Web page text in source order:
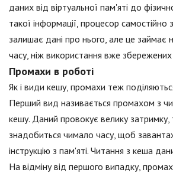
даних від віртуальної пам'яті до
такої інформації, процесор самостійно
залишає дані про нього, але це займає
часу, ніж використання вже
Промахи в роботі
Як і види кешу, промахи теж
Перший вид називається промахом з
кешу. Даний провокує велику
знадобиться чимало часу, щоб
інструкцію з пам'яті. Читання з кеша
На відміну від першого випадку,